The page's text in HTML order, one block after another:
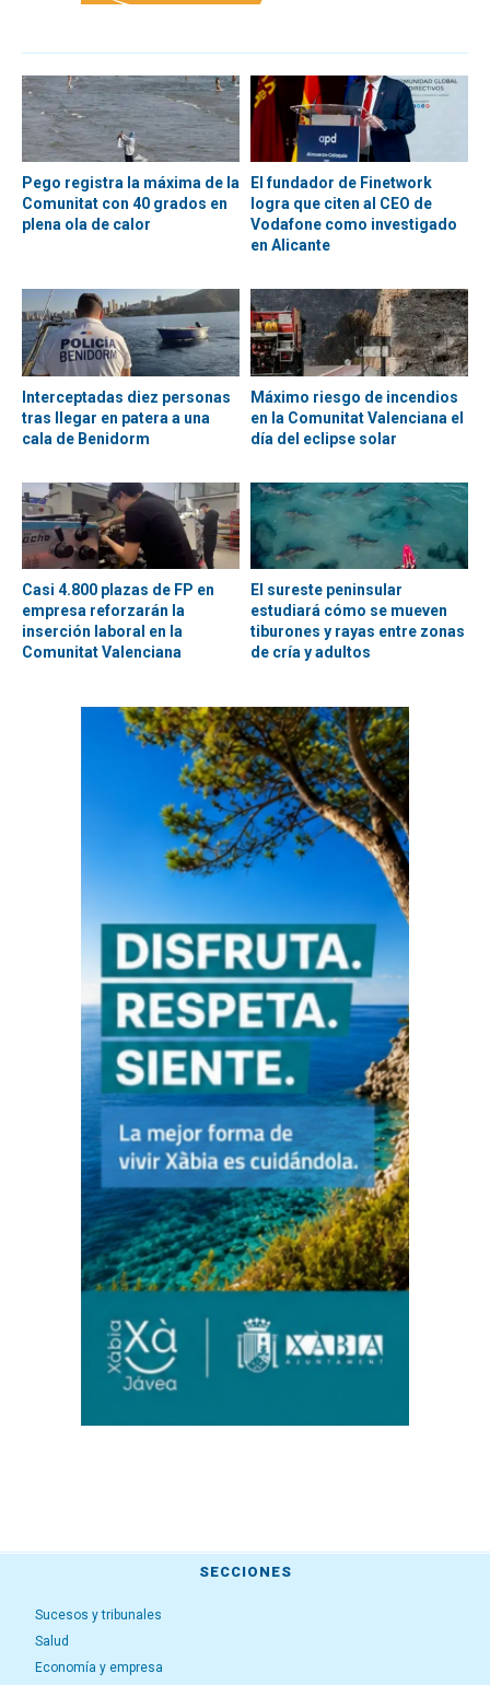
Pego registra la máxima de la
Comunitat con 40 grados en
plena ola de calor
El fundador de Finetwork
logra que citen al CEO de
Vodafone como investigado
en Alicante
Interceptadas diez personas
tras llegar en patera a una
cala de Benidorm
Máximo riesgo de incendios
en la Comunitat Valenciana el
día del eclipse solar
Casi 4.800 plazas de FP en
empresa reforzarán la
inserción laboral en la
Comunitat Valenciana
El sureste peninsular
estudiará cómo se mueven
tiburones y rayas entre zonas
de cría y adultos
SECCIONES
Sucesos y tribunales
Salud
Economía y empresa